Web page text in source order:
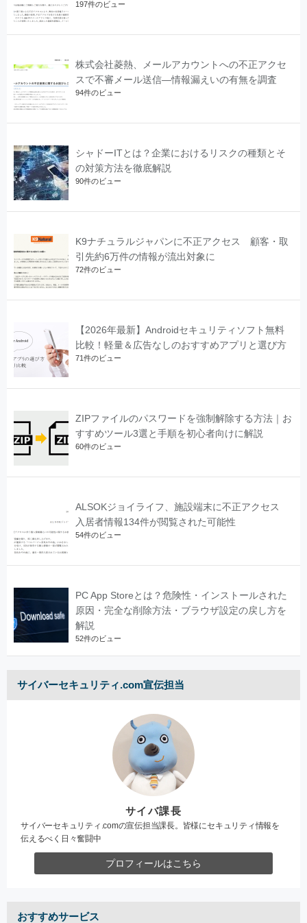
197件のビュー
株式会社菱熱、メールアカウントへの不正アクセ
スで不審メール送信―情報漏えいの有無を調査
94件のビュー
シャドーITとは？企業におけるリスクの種類とそ
の対策方法を徹底解説
90件のビュー
K9ナチュラルジャパンに不正アクセス 顧客・取
引先約6万件の情報が流出対象に
72件のビュー
【2026年最新】Androidセキュリティソフト無料
比較！軽量＆広告なしのおすすめアプリと選び方
71件のビュー
ZIPファイルのパスワードを強制解除する方法｜お
すすめツール3選と手順を初心者向けに解説
60件のビュー
ALSOKジョイライフ、施設端末に不正アクセス
入居者情報134件が閲覧された可能性
54件のビュー
PC App Storeとは？危険性・インストールされた
原因・完全な削除方法・ブラウザ設定の戻し方を
解説
52件のビュー
サイバーセキュリティ.com宣伝担当
サイバ課長
サイバーセキュリティ.comの宣伝担当課長。皆様にセキュリティ情報を
伝えるべく日々奮闘中
プロフィールはこちら
おすすめサービス